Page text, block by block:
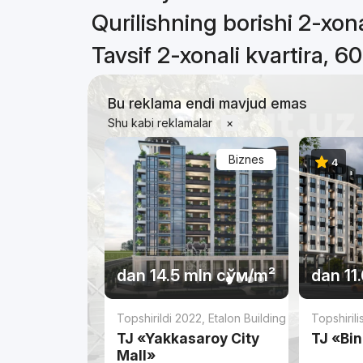
Qurilishning borishi 2-
Tavsif 2-xonali kvartira,
Bu reklama endi mavjud emas
Shu kabi reklamalar ×
Biznes
dan14.5 mln сўм/m²
Topshirildi 2022 Etalon Building
TJ «Yakkasaroy City
Mall»
dan
4
TJ